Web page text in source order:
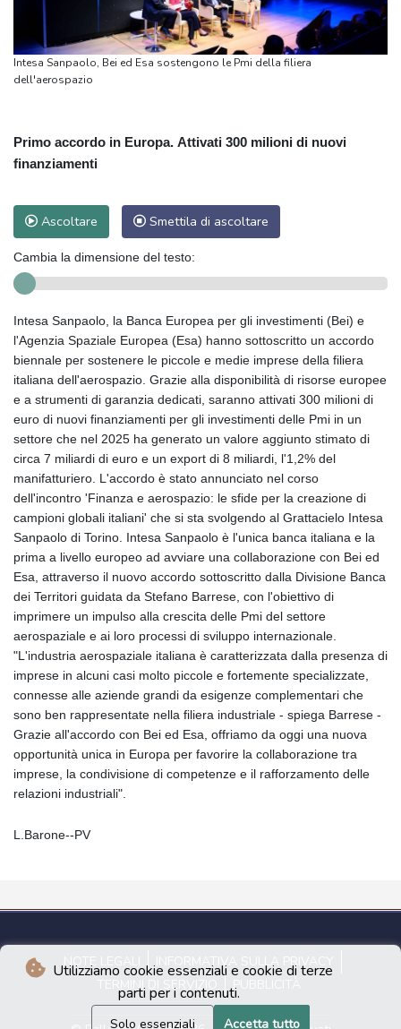
Utilizziamo cookie essenziali e cookie di terze
parti per i contenuti.
Solo essenziali Accetta tutto
Intesa Sanpaolo, Bei ed Esa sostengono le Pmi della filiera
dell'aerospazio
Primo accordo in Europa. Attivati 300 milioni di nuovi
finanziamenti
Ascoltare Smettila di ascoltare
Cambia la dimensione del testo:
Intesa Sanpaolo, la Banca Europea per gli investimenti (Bei) e
l'Agenzia Spaziale Europea (Esa) hanno sottoscritto un accordo
biennale per sostenere le piccole e medie imprese della filiera
italiana dell'aerospazio. Grazie alla disponibilità di risorse europee
e a strumenti di garanzia dedicati, saranno attivati 300 milioni di
euro di nuovi finanziamenti per gli investimenti delle Pmi in un
settore che nel 2025 ha generato un valore aggiunto stimato di
circa 7 miliardi di euro e un export di 8 miliardi, l'1,2% del
manifatturiero. L'accordo è stato annunciato nel corso
dell'incontro 'Finanza e aerospazio: le sfide per la creazione di
campioni globali italiani' che si sta svolgendo al Grattacielo Intesa
Sanpaolo di Torino. Intesa Sanpaolo è l'unica banca italiana e la
prima a livello europeo ad avviare una collaborazione con Bei ed
Esa, attraverso il nuovo accordo sottoscritto dalla Divisione Banca
dei Territori guidata da Stefano Barrese, con l'obiettivo di
imprimere un impulso alla crescita delle Pmi del settore
aerospaziale e ai loro processi di sviluppo internazionale.
"L'industria aerospaziale italiana è caratterizzata dalla presenza di
imprese in alcuni casi molto piccole e fortemente specializzate,
connesse alle aziende grandi da esigenze complementari che
sono ben rappresentate nella filiera industriale - spiega Barrese -
Grazie all'accordo con Bei ed Esa, offriamo da oggi una nuova
opportunità unica in Europa per favorire la collaborazione tra
imprese, la condivisione di competenze e il rafforzamento delle
relazioni industriali".
L.Barone--PV
NOTE LEGALI
INFORMATIVA SULLA PRIVACY
TERMINI DI SERVIZIO
PUBBLICITÀ